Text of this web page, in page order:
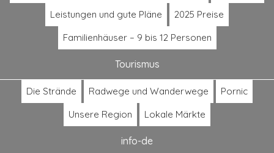
Leistungen und gute Pläne
2025 Preise
Familienhäuser – 9 bis 12 Personen
Tourismus
Die Strände Radwege und Wanderwege
Pornic
Unsere Region
Lokale Märkte
info-de